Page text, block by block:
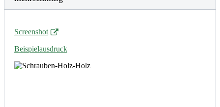
Screenshot
Beispielausdruck